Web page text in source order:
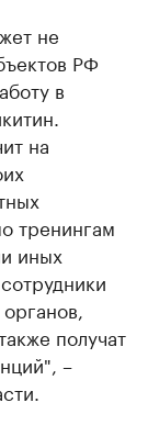
не
РФ
в
на
тренингам
иных
получат
–